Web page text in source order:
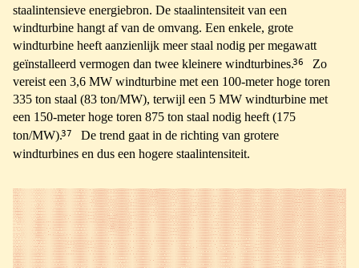
staalintensieve energiebron. De staalintensiteit van een
windturbine hangt af van de omvang. Een enkele, grote
windturbine heeft aanzienlijk meer staal nodig per megawatt
geïnstalleerd vermogen dan twee kleinere windturbines.36
Zo
vereist een 3,6 MW windturbine met een 100-meter hoge toren
335 ton staal (83 ton/MW), terwijl een 5 MW windturbine met
een 150-meter hoge toren 875 ton staal nodig heeft (175
ton/MW).37
De trend gaat in de richting van grotere
windturbines en dus een hogere staalintensiteit.